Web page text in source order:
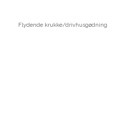
Flydende krukke/drivhusgødning